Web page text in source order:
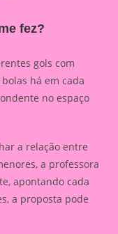
fez?
gols com
há em cada
no espaço
a relação entre
a professora
apontando cada
a proposta pode